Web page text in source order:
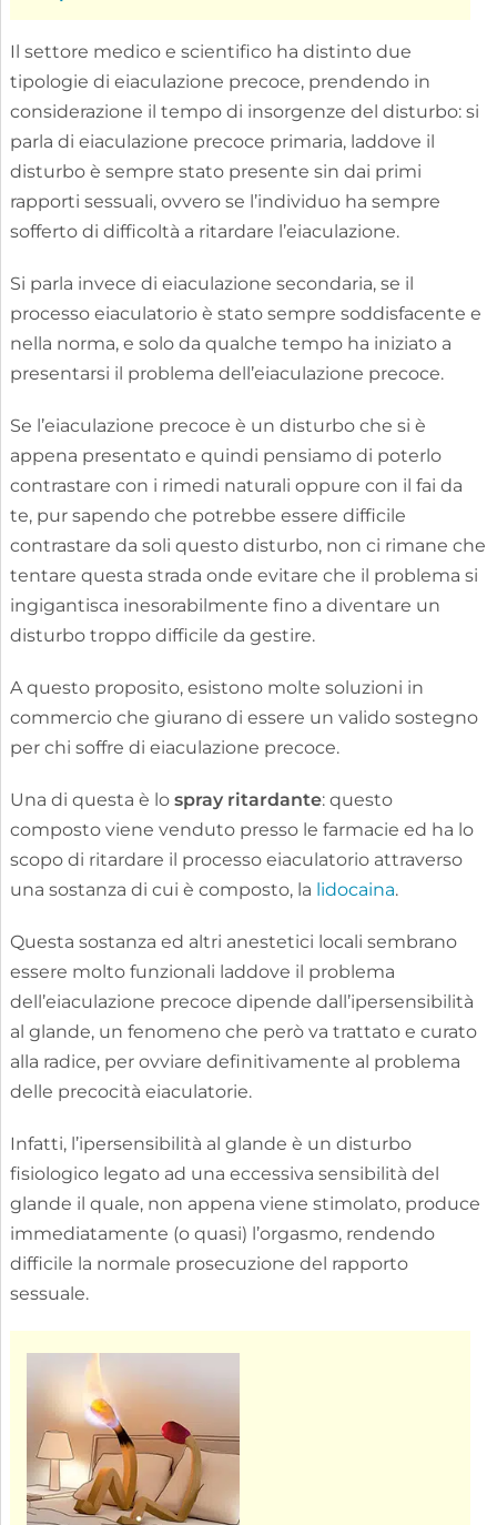
Il settore medico e scientifico ha distinto due
tipologie di eiaculazione precoce, prendendo in
considerazione il tempo di insorgenze del disturbo: si
parla di eiaculazione precoce primaria, laddove il
disturbo è sempre stato presente sin dai primi
rapporti sessuali, ovvero se l’individuo ha sempre
sofferto di difficoltà a ritardare l’eiaculazione.
Si parla invece di eiaculazione secondaria, se il
processo eiaculatorio è stato sempre soddisfacente e
nella norma, e solo da qualche tempo ha iniziato a
presentarsi il problema dell’eiaculazione precoce.
Se l’eiaculazione precoce è un disturbo che si è
appena presentato e quindi pensiamo di poterlo
contrastare con i rimedi naturali oppure con il fai da
te, pur sapendo che potrebbe essere difficile
contrastare da soli questo disturbo, non ci rimane che
tentare questa strada onde evitare che il problema si
ingigantisca inesorabilmente fino a diventare un
disturbo troppo difficile da gestire.
A questo proposito, esistono molte soluzioni in
commercio che giurano di essere un valido sostegno
per chi soffre di eiaculazione precoce.
Una di questa è lo spray ritardante: questo
composto viene venduto presso le farmacie ed ha lo
scopo di ritardare il processo eiaculatorio attraverso
una sostanza di cui è composto, la lidocaina.
Questa sostanza ed altri anestetici locali sembrano
essere molto funzionali laddove il problema
dell’eiaculazione precoce dipende dall’ipersensibilità
al glande, un fenomeno che però va trattato e curato
alla radice, per ovviare definitivamente al problema
delle precocità eiaculatorie.
Infatti, l’ipersensibilità al glande è un disturbo
fisiologico legato ad una eccessiva sensibilità del
glande il quale, non appena viene stimolato, produce
immediatamente (o quasi) l’orgasmo, rendendo
difficile la normale prosecuzione del rapporto
sessuale.